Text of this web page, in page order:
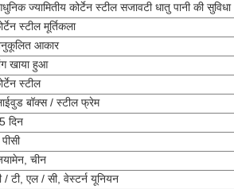
ज्यामितीय कोर्टेन स्टील सजावटी धातु पानी की सुविधा
स्टील मूर्तिकला
आकार
खाया हुआ
स्टील
बॉक्स / स्टील फ्रेम
दिन
चीन
/ टी, एल / सी, वेस्टर्न यूनियन